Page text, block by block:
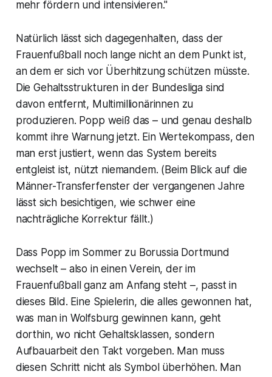
mehr fördern und intensivieren."
Natürlich lässt sich dagegenhalten, dass der
Frauenfußball noch lange nicht an dem Punkt ist,
an dem er sich vor Überhitzung schützen müsste.
Die Gehaltsstrukturen in der Bundesliga sind
davon entfernt, Multimillionärinnen zu
produzieren. Popp weiß das – und genau deshalb
kommt ihre Warnung jetzt. Ein Wertekompass, den
man erst justiert, wenn das System bereits
entgleist ist, nützt niemandem. (Beim Blick auf die
Männer-Transferfenster der vergangenen Jahre
lässt sich besichtigen, wie schwer eine
nachträgliche Korrektur fällt.)
Dass Popp im Sommer zu Borussia Dortmund
wechselt – also in einen Verein, der im
Frauenfußball ganz am Anfang steht –, passt in
dieses Bild. Eine Spielerin, die alles gewonnen hat,
was man in Wolfsburg gewinnen kann, geht
dorthin, wo nicht Gehaltsklassen, sondern
Aufbauarbeit den Takt vorgeben. Man muss
diesen Schritt nicht als Symbol überhöhen. Man